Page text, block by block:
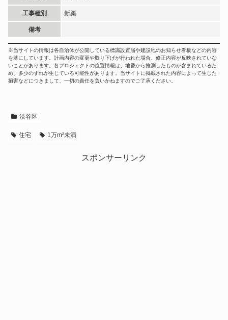
工事種別 新築
備考
※当サイトの情報は各自治体が公開している標識設置届や建設地のお知らせ看板などの内容
を基にしています。計画内容の変更や取り下げが行われた場合、修正内容が反映されていな
いことがあります。各プロジェクトの位置情報は、地番から推測したものが含まれているた
め、多少のずれが生じている可能性があります。当サイトに掲載された内容によって生じた
損害などにつきまして、一切の責任を負いかねますのでご了承ください。
渋谷区
住宅 1万m²未満
スポンサーリンク